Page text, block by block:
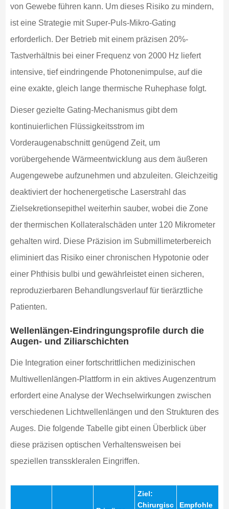
von Gewebe führen kann. Um dieses Risiko zu mindern,
ist eine Strategie mit Super-Puls-Mikro-Gating
erforderlich. Der Betrieb mit einem präzisen 20%-
Tastverhältnis bei einer Frequenz von 2000 Hz liefert
intensive, tief eindringende Photonenimpulse, auf die
eine exakte, gleich lange thermische Ruhephase folgt.
Dieser gezielte Gating-Mechanismus gibt dem
kontinuierlichen Flüssigkeitsstrom im
Vorderaugenabschnitt genügend Zeit, um
vorübergehende Wärmeentwicklung aus dem äußeren
Augengewebe aufzunehmen und abzuleiten. Gleichzeitig
deaktiviert der hochenergetische Laserstrahl das
Zielsekretionsepithel weiterhin sauber, wobei die Zone
der thermischen Kollateralschäden unter 120 Mikrometer
gehalten wird. Diese Präzision im Submillimeterbereich
eliminiert das Risiko einer chronischen Hypotonie oder
einer Phthisis bulbi und gewährleistet einen sicheren,
reproduzierbaren Behandlungsverlauf für tierärztliche
Patienten.
Wellenlängen-Eindringungsprofile durch die
Augen- und Ziliarschichten
Die Integration einer fortschrittlichen medizinischen
Multiwellenlängen-Plattform in ein aktives Augenzentrum
erfordert eine Analyse der Wechselwirkungen zwischen
verschiedenen Lichtwellenlängen und den Strukturen des
Auges. Die folgende Tabelle gibt einen Überblick über
diese präzisen optischen Verhaltensweisen bei
speziellen transskleralen Eingriffen.
Ziel:
Chirurgisc
Empfohle